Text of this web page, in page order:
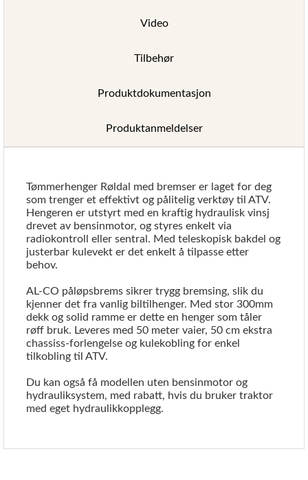
Video
Tilbehør
Produktdokumentasjon
Produktanmeldelser
Tømmerhenger Røldal med bremser er laget for deg
som trenger et effektivt og pålitelig verktøy til ATV.
Hengeren er utstyrt med en kraftig hydraulisk vinsj
drevet av bensinmotor, og styres enkelt via
radiokontroll eller sentral. Med teleskopisk bakdel og
justerbar kulevekt er det enkelt å tilpasse etter
behov.
AL-CO påløpsbrems sikrer trygg bremsing, slik du
kjenner det fra vanlig biltilhenger. Med stor 300mm
dekk og solid ramme er dette en henger som tåler
røff bruk. Leveres med 50 meter vaier, 50 cm ekstra
chassiss-forlengelse og kulekobling for enkel
tilkobling til ATV.
Du kan også få modellen uten bensinmotor og
hydrauliksystem, med rabatt, hvis du bruker traktor
med eget hydraulikkopplegg.